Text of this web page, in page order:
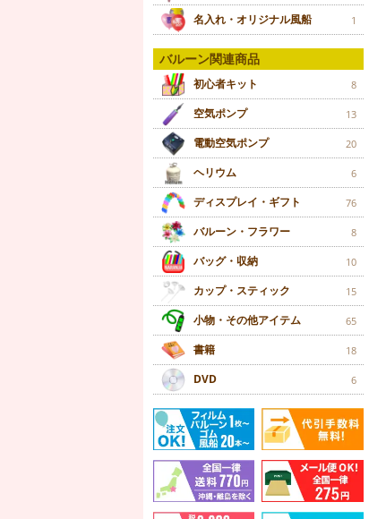
名入れ・オリジナル風船 1
バルーン関連商品
初心者キット 8
空気ポンプ 13
電動空気ポンプ 20
ヘリウム 6
ディスプレイ・ギフト 76
バルーン・フラワー 8
バッグ・収納 10
カップ・スティック 15
小物・その他アイテム 65
書籍 18
DVD 6